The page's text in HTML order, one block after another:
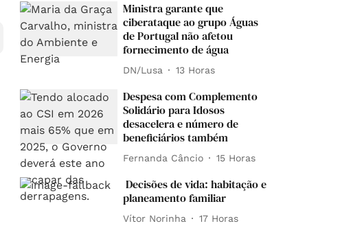
Ministra garante que
ciberataque ao grupo Águas
de Portugal não afetou
fornecimento de água
DN/Lusa 13 Horas
Despesa com Complemento
Solidário para Idosos
desacelera e número de
beneficiários também
Fernanda Câncio 15 Horas
Decisões de vida: habitação e
planeamento familiar
Vítor Norinha 17 Horas